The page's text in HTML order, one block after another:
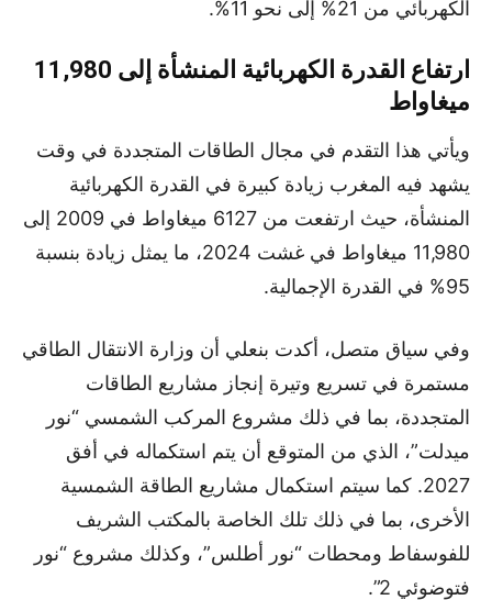
الكهربائي من 21% إلى نحو 11%.
ارتفاع القدرة الكهربائية المنشأة إلى 11,980
ميغاواط
ويأتي هذا التقدم في مجال الطاقات المتجددة في وقت
يشهد فيه المغرب زيادة كبيرة في القدرة الكهربائية
المنشأة، حيث ارتفعت من 6127 ميغاواط في 2009 إلى
11,980 ميغاواط في غشت 2024، ما يمثل زيادة بنسبة
95% في القدرة الإجمالية.
وفي سياق متصل، أكدت بنعلي أن وزارة الانتقال الطاقي
مستمرة في تسريع وتيرة إنجاز مشاريع الطاقات
المتجددة، بما في ذلك مشروع المركب الشمسي “نور
ميدلت”، الذي من المتوقع أن يتم استكماله في أفق
2027. كما سيتم استكمال مشاريع الطاقة الشمسية
الأخرى، بما في ذلك تلك الخاصة بالمكتب الشريف
للفوسفاط ومحطات “نور أطلس”، وكذلك مشروع “نور
فتوضوئي 2”.